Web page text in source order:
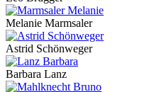
Melanie Marmsaler
Astrid Schönweger
Barbara Lanz